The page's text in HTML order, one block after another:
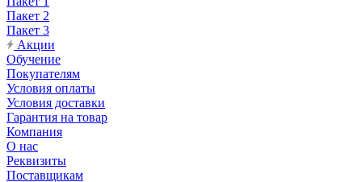
Пакет 2
Пакет 3
Акции
Обучение
Покупателям
Условия оплаты
Условия доставки
Гарантия на товар
Компания
О нас
Реквизиты
Поставщикам